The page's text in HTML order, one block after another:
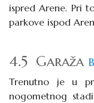
ispred Arene. Pri
parkove ispod
4.5 Garaža
Trenutno je u
nogometnog